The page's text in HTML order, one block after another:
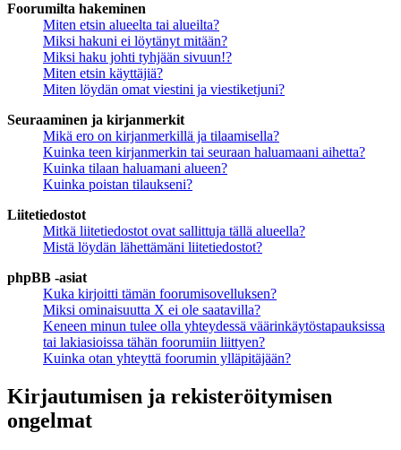
Foorumilta hakeminen
Miten etsin alueelta tai alueilta?
Miksi hakuni ei löytänyt mitään?
Miksi haku johti tyhjään sivuun!?
Miten etsin käyttäjiä?
Miten löydän omat viestini ja viestiketjuni?
Seuraaminen ja kirjanmerkit
Mikä ero on kirjanmerkillä ja tilaamisella?
Kuinka teen kirjanmerkin tai seuraan haluamaani aihetta?
Kuinka tilaan haluamani alueen?
Kuinka poistan tilaukseni?
Liitetiedostot
Mitkä liitetiedostot ovat sallittuja tällä alueella?
Mistä löydän lähettämäni liitetiedostot?
phpBB -asiat
Kuka kirjoitti tämän foorumisovelluksen?
Miksi ominaisuutta X ei ole saatavilla?
Keneen minun tulee olla yhteydessä väärinkäytöstapauksissa
tai lakiasioissa tähän foorumiin liittyen?
Kuinka otan yhteyttä foorumin ylläpitäjään?
Kirjautumisen ja rekisteröitymisen
ongelmat